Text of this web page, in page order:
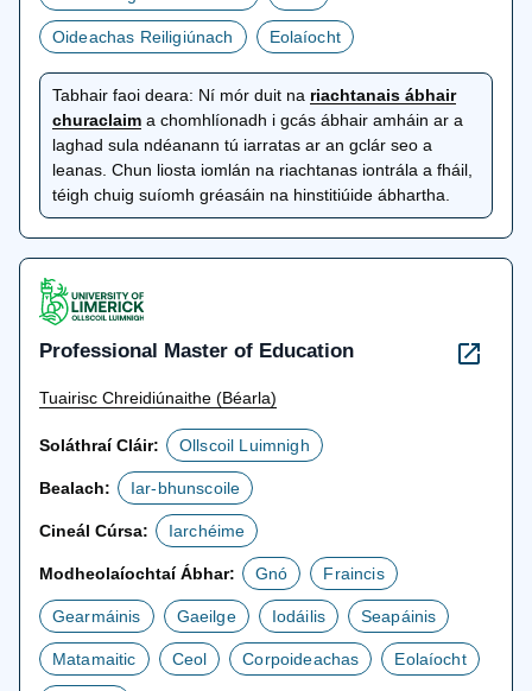
Oideachas Reiligiúnach Eolaíocht
Tabhair faoi deara: Ní mór duit na riachtanais ábhair
churaclaimosclaítear
gcluaisín
nua
a chomhlíonadh i gcás ábhair amháin ar a
laghad sula ndéanann tú iarratas ar an gclár seo a
leanas. Chun liosta iomlán na riachtanas iontrála a fháil,
téigh chuig suíomh gréasáin na hinstitiúide ábhartha.
Professional Master of Education
Tuairisc Chreidiúnaithe (Béarla)
Soláthraí Cláir: Ollscoil Luimnigh
Bealach: Iar-bhunscoile
Cineál Cúrsa: Iarchéime
Modheolaíochtaí Ábhar: Gnó Fraincis
Gearmáinis Gaeilge Iodáilis Seapáinis
Matamaitic Ceol Corpoideachas Eolaíocht